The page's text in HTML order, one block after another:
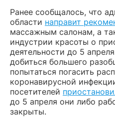
Ранее сообщалось, что
области направит
массажным салонам, а
индустрии красоты о
деятельности до 5
добиться большего
попытаться погасить
коронавирусной
посетителей
до 5 апреля они либо
закрыты.